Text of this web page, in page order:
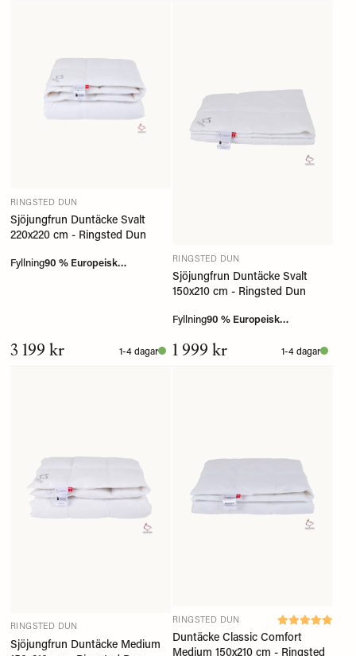
RINGSTED DUN
Sjöjungfrun Duntäcke Svalt
220x220 cm - Ringsted Dun
Fyllning90 % Europeisk
3 199 kr 1-4 dagar
RINGSTED DUN
Sjöjungfrun Duntäcke Svalt
150x210 cm - Ringsted Dun
Fyllning90 % Europeisk
1 999 kr 1-4 dagar
RINGSTED DUN
Sjöjungfrun Duntäcke Medium
RINGSTED DUN
Duntäcke Classic Comfort
Medium 150x210 cm - Ringsted